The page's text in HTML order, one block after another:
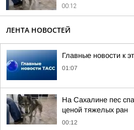
00:12
ЛЕНТА НОВОСТЕЙ
Главные новости к
01:07
На Сахалине пес
ценой тяжелых ран
00:12